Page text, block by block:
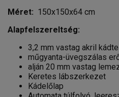
Méret: 150x150x64 cm
Alapfelszereltség:
3,2 mm vastag akril
műgyanta-üvegszálas
alján 20 mm vastag
Keretes lábszerkezet
Kádelőlap